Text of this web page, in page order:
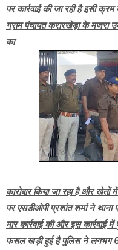
पर कार्रवाई की जा रही है इसी
ग्राम पंचायत करारखेड़ा के मजरा
का
कारोबार किया जा रहा है और
पर एसडीओपी प्रशांत शर्मा ने
मार कार्रवाई की और इस
फसल खड़ी हुई है पुलिस ने लगभग 6